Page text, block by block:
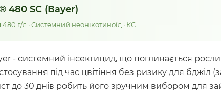
480 SC (Bayer)
г/л · Системний неонікотиноїд · КС
- системний інсектицид, що поглинається
під час цвітіння без ризику для
до 30 днів робить його зручним вибором для